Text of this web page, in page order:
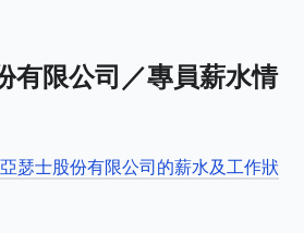
有限公司／專員薪水情
瑟士股份有限公司的薪水及工作狀